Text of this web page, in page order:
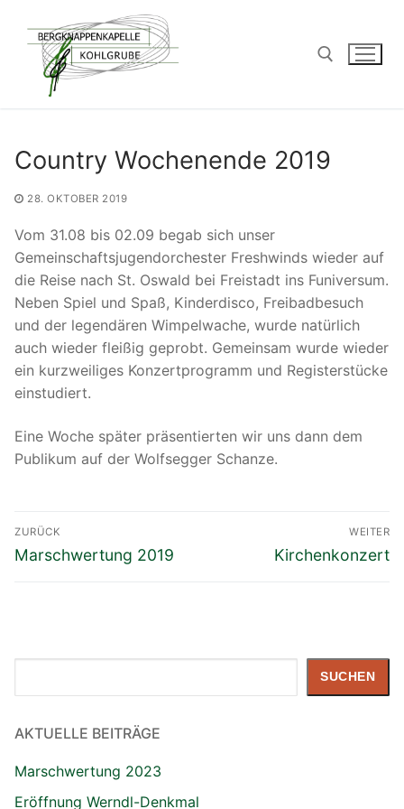
Inhalt
springen
Country Wochenende 2019
28. OKTOBER 2019
Vom 31.08 bis 02.09 begab sich unser
Gemeinschaftsjugendorchester Freshwinds wieder auf
die Reise nach St. Oswald bei Freistadt ins Funiversum.
Neben Spiel und Spaß, Kinderdisco, Freibadbesuch
und der legendären Wimpelwache, wurde natürlich
auch wieder fleißig geprobt. Gemeinsam wurde wieder
ein kurzweiliges Konzertprogramm und Registerstücke
einstudiert.
Eine Woche später präsentierten wir uns dann dem
Publikum auf der Wolfsegger Schanze.
Beitragsnavigation
ZURÜCK
Vorheriger
Marschwertung 2019
WEITER
Nächster
Kirchenkonzert
SUCHEN
AKTUELLE BEITRÄGE
Marschwertung 2023
Eröffnung Werndl-Denkmal